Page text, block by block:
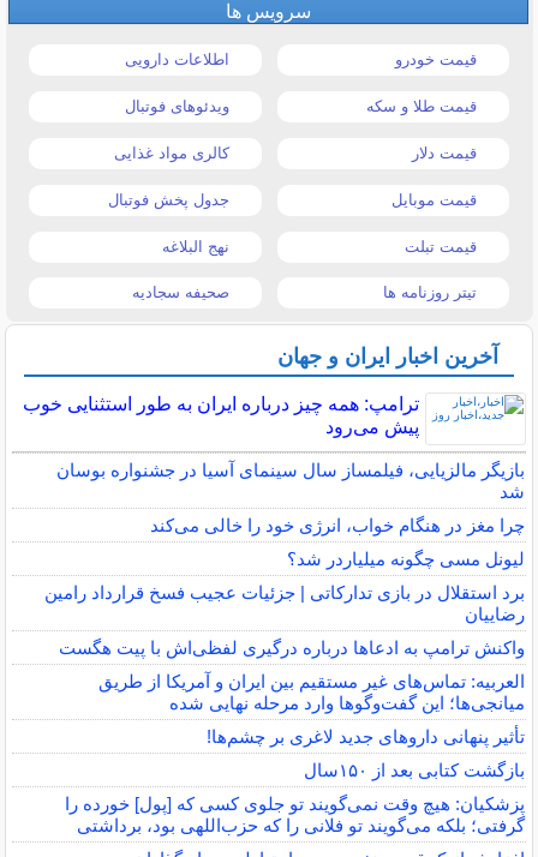
سرویس ها
قیمت خودرو اطلاعات دارویی
قیمت طلا و سکه ویدئوهای فوتبال
قیمت دلار کالری مواد غذایی
قیمت موبایل جدول پخش فوتبال
قیمت تبلت نهج البلاغه
تیتر روزنامه ها صحیفه سجادیه
آخرین اخبار ایران و جهان
ترامپ: همه چیز درباره ایران به طور استثنایی خوب
پیش می‌رود
بازیگر مالزیایی، فیلمساز سال سینمای آسیا در جشنواره بوسان
شد
چرا مغز در هنگام خواب، انرژی خود را خالی می‌کند
لیونل مسی چگونه میلیاردر شد؟
برد استقلال در بازی تدارکاتی | جزئیات عجیب فسخ قرارداد رامین
رضاییان
واکنش ترامپ به ادعاها درباره درگیری لفظی‌اش با پیت هگست
العربیه: تماس‌های غیر مستقیم بین ایران و آمریکا از طریق
میانجی‌ها؛ این گفت‌و‌گو‌ها وارد مرحله نهایی شده
تأثیر پنهانی داروهای جدید لاغری بر چشم‌ها!
بازگشت کتابی بعد از ۱۵۰سال
پزشکیان: هیچ وقت نمی‌گویند تو جلوی کسی که [پول] خورده را
گرفتی؛ بلکه می‌گویند تو فلانی را که حزب‌اللهی بود، برداشتی